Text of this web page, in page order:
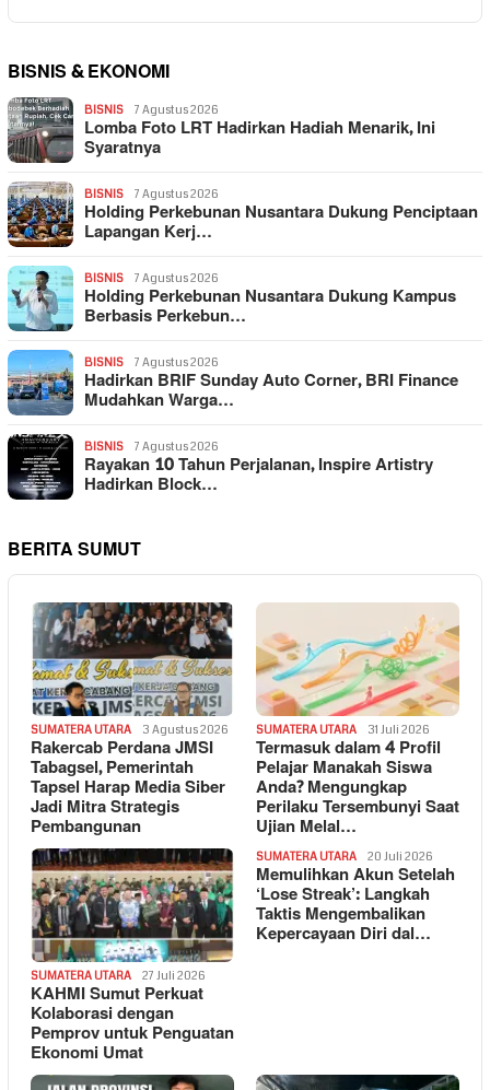
BISNIS & EKONOMI
BISNIS 7 Agustus 2026
Lomba Foto LRT Hadirkan Hadiah Menarik, Ini
Syaratnya
BISNIS 7 Agustus 2026
Holding Perkebunan Nusantara Dukung Penciptaan
Lapangan Kerj…
BISNIS 7 Agustus 2026
Holding Perkebunan Nusantara Dukung Kampus
Berbasis Perkebun…
BISNIS 7 Agustus 2026
Hadirkan BRIF Sunday Auto Corner, BRI Finance
Mudahkan Warga…
BISNIS 7 Agustus 2026
Rayakan 10 Tahun Perjalanan, Inspire Artistry
Hadirkan Block…
BERITA SUMUT
SUMATERA UTARA 3 Agustus 2026
Rakercab Perdana JMSI
Tabagsel, Pemerintah
Tapsel Harap Media Siber
Jadi Mitra Strategis
Pembangunan
SUMATERA UTARA 31 Juli 2026
Termasuk dalam 4 Profil
Pelajar Manakah Siswa
Anda? Mengungkap
Perilaku Tersembunyi Saat
Ujian Melal…
SUMATERA UTARA 27 Juli 2026
KAHMI Sumut Perkuat
Kolaborasi dengan
Pemprov untuk Penguatan
Ekonomi Umat
SUMATERA UTARA 20 Juli 2026
Memulihkan Akun Setelah
‘Lose Streak’: Langkah
Taktis Mengembalikan
Kepercayaan Diri dal…